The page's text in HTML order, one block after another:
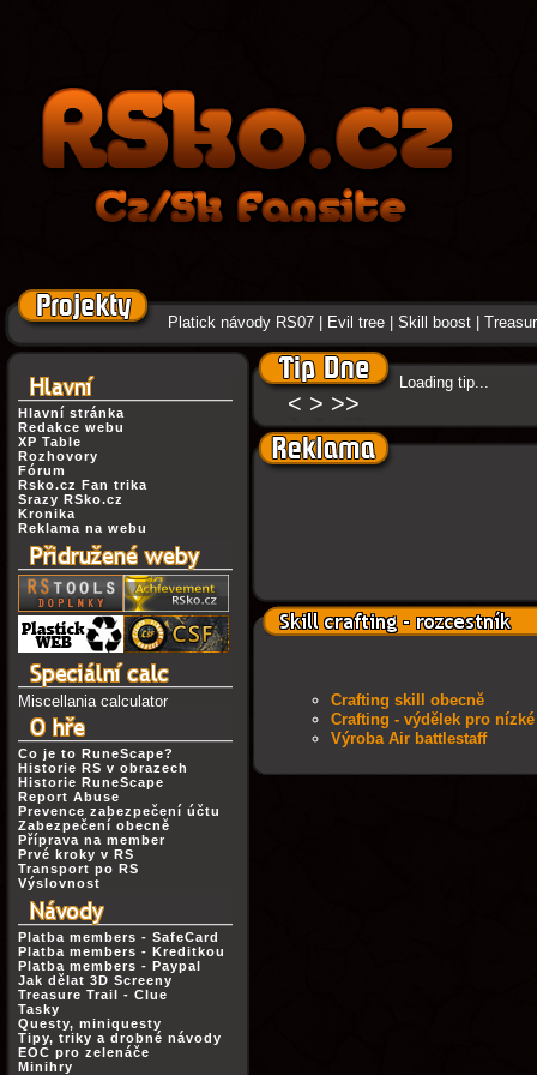
Platick návody RS07 Evil tree Skill boost
Hlavní stránka
Redakce webu
XP Table
Rozhovory
Fórum
Rsko.cz Fan trika
Srazy RSko.cz
Kronika
Reklama na webu
Miscellania calculator
Co je to RuneScape?
Historie RS v obrazech
Historie RuneScape
Report Abuse
Prevence zabezpečení účtu
Zabezpečení obecně
Příprava na member
Prvé kroky v RS
Transport po RS
Výslovnost
Platba members - SafeCard
Platba members - Kreditkou
Platba members - Paypal
Jak dělat 3D Screeny
Treasure Trail - Clue
Tasky
Questy, miniquesty
Tipy, triky a drobné návody
EOC pro zelenáče
Minihry
< > >>
Loading tip...
Crafting skill obecně
Crafting - výdělek pro
Výroba Air battlestaff